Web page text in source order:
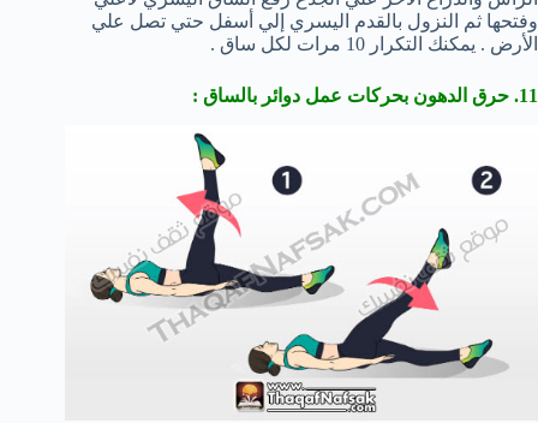
وفتحها ثم النزول بالقدم اليسري إلي أسفل حتي تصل علي
الأرض . يمكنك التكرار 10 مرات لكل ساق .
11. حرق الدهون بحركات عمل دوائر بالساق :